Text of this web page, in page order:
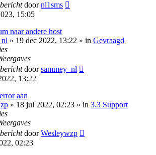
doornl1sms
15:05
naar andere host
» 19 dec 2022, 13:22 » in Gevraagd
doorsammey_nl
13:22
aan
» 18 jul 2022, 02:23 » in 3.3 Support
doorWesleywzp
02:23